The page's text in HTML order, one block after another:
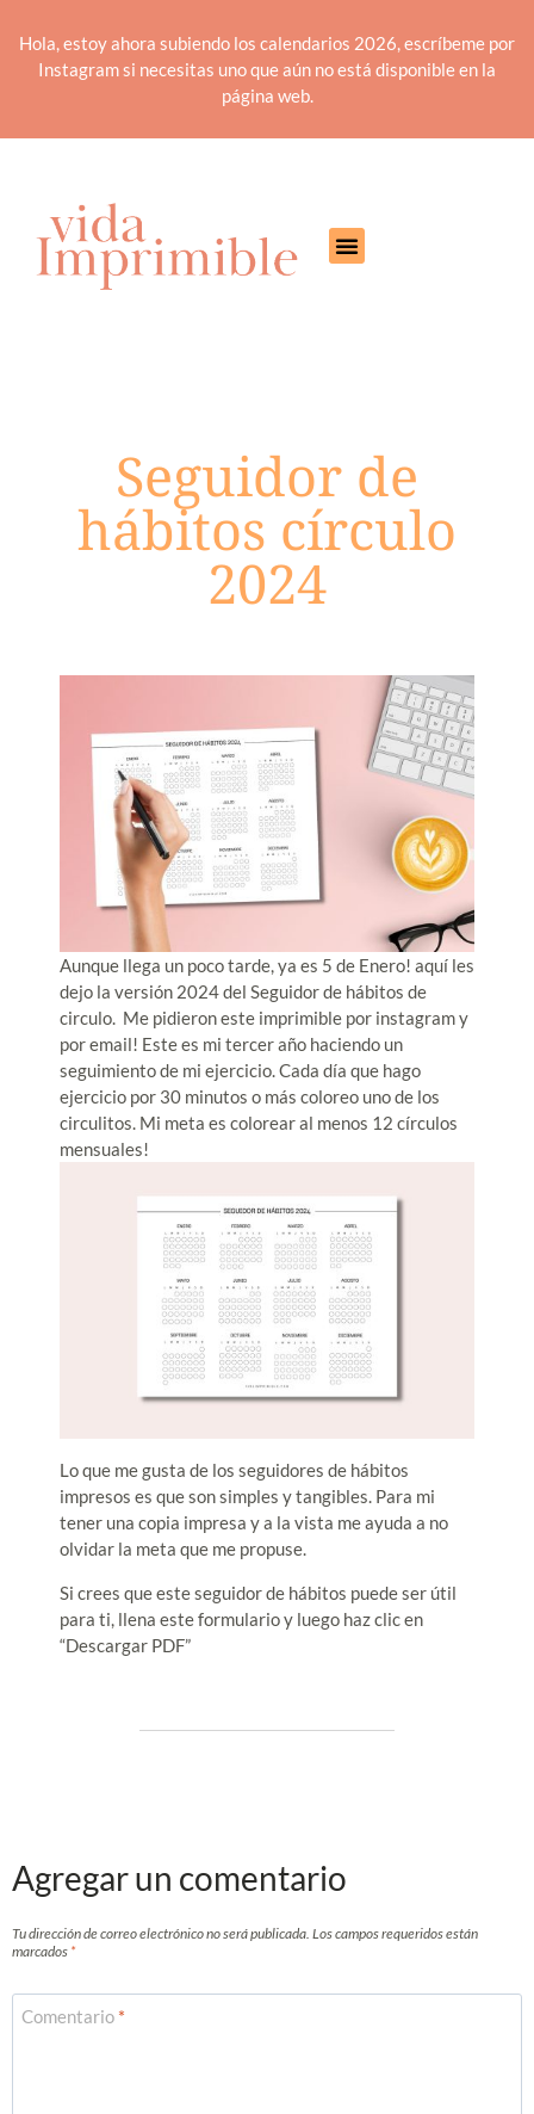
Hola, estoy ahora subiendo los calendarios 2026, escríbeme por
Instagram si necesitas uno que aún no está disponible en la
página web.
Seguidor de
hábitos círculo
2024
Aunque llega un poco tarde, ya es 5 de Enero! aquí les
dejo la versión 2024 del Seguidor de hábitos de
circulo. Me pidieron este imprimible por instagram y
por email! Este es mi tercer año haciendo un
seguimiento de mi ejercicio. Cada día que hago
ejercicio por 30 minutos o más coloreo uno de los
circulitos. Mi meta es colorear al menos 12 círculos
mensuales!
Lo que me gusta de los seguidores de hábitos
impresos es que son simples y tangibles. Para mi
tener una copia impresa y a la vista me ayuda a no
olvidar la meta que me propuse.
Si crees que este seguidor de hábitos puede ser útil
para ti, llena este formulario y luego haz clic en
“Descargar PDF”
Agregar un comentario
Tu dirección de correo electrónico no será publicada. Los campos requeridos están
marcados *
Comentario *